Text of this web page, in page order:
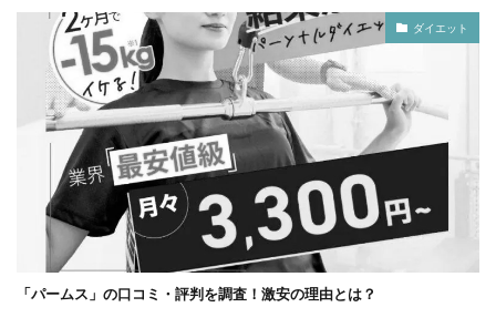
ダイエット
「パームス」の口コミ・評判を調査！激安の理由とは？